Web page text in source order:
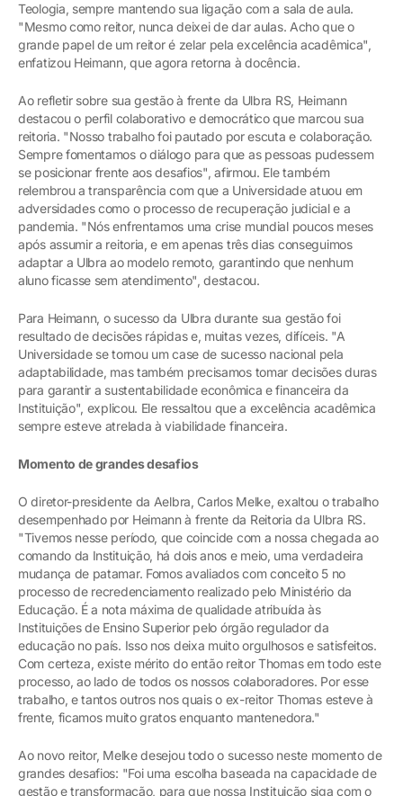
Teologia, sempre mantendo sua ligação com a sala de aula.
"Mesmo como reitor, nunca deixei de dar aulas. Acho que o
grande papel de um reitor é zelar pela excelência acadêmica",
enfatizou Heimann, que agora retorna à docência.
Ao refletir sobre sua gestão à frente da Ulbra RS, Heimann
destacou o perfil colaborativo e democrático que marcou sua
reitoria. "Nosso trabalho foi pautado por escuta e colaboração.
Sempre fomentamos o diálogo para que as pessoas pudessem
se posicionar frente aos desafios", afirmou. Ele também
relembrou a transparência com que a Universidade atuou em
adversidades como o processo de recuperação judicial e a
pandemia. "Nós enfrentamos uma crise mundial poucos meses
após assumir a reitoria, e em apenas três dias conseguimos
adaptar a Ulbra ao modelo remoto, garantindo que nenhum
aluno ficasse sem atendimento", destacou.
Para Heimann, o sucesso da Ulbra durante sua gestão foi
resultado de decisões rápidas e, muitas vezes, difíceis. "A
Universidade se tornou um case de sucesso nacional pela
adaptabilidade, mas também precisamos tomar decisões duras
para garantir a sustentabilidade econômica e financeira da
Instituição", explicou. Ele ressaltou que a excelência acadêmica
sempre esteve atrelada à viabilidade financeira.
Momento de grandes desafios
O diretor-presidente da Aelbra, Carlos Melke, exaltou o trabalho
desempenhado por Heimann à frente da Reitoria da Ulbra RS.
"Tivemos nesse período, que coincide com a nossa chegada ao
comando da Instituição, há dois anos e meio, uma verdadeira
mudança de patamar. Fomos avaliados com conceito 5 no
processo de recredenciamento realizado pelo Ministério da
Educação. É a nota máxima de qualidade atribuída às
Instituições de Ensino Superior pelo órgão regulador da
educação no país. Isso nos deixa muito orgulhosos e satisfeitos.
Com certeza, existe mérito do então reitor Thomas em todo este
processo, ao lado de todos os nossos colaboradores. Por esse
trabalho, e tantos outros nos quais o ex-reitor Thomas esteve à
frente, ficamos muito gratos enquanto mantenedora."
Ao novo reitor, Melke desejou todo o sucesso neste momento de
grandes desafios: "Foi uma escolha baseada na capacidade de
gestão e transformação, para que nossa Instituição siga com o